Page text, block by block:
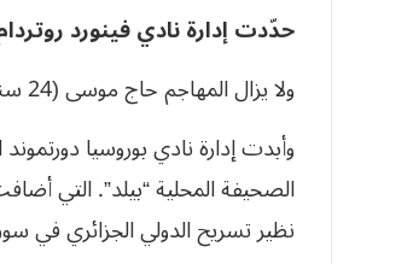
حدّدت إدارة نادي فينورد
ولا يزال المهاجم حاج موسى (24 سنة) يرتدي زي نادي فينورد روتردام، حتى صيف 2030.
وأبدت إدارة نادي بوروسيا
نظير تسريح الدولي الجزائري في